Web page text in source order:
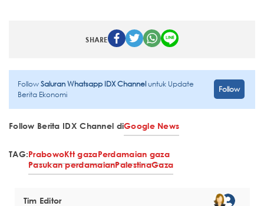
SHARE
FollowSaluran Whatsapp IDX Channeluntuk Update
Berita Ekonomi
Follow
Follow Berita IDX Channel diGoogle News
TAG:PrabowoKtt gazaPerdamaian gaza
Pasukan perdamaianPalestinaGaza
Tim Editor